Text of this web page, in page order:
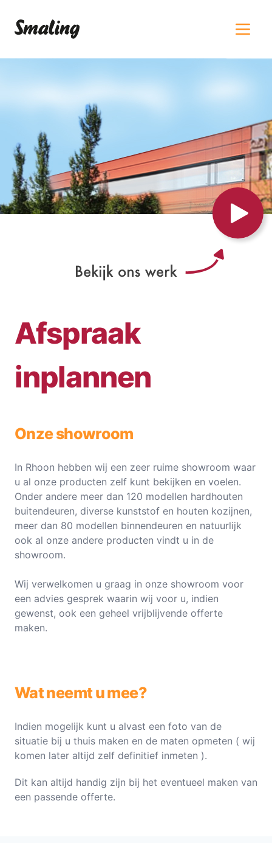
Afspraak
inplannen
Onze showroom
In Rhoon hebben wij een zeer ruime showroom waar
u al onze producten zelf kunt bekijken en voelen.
Onder andere meer dan 120 modellen hardhouten
buitendeuren, diverse kunststof en houten kozijnen,
meer dan 80 modellen binnendeuren en natuurlijk
ook al onze andere producten vindt u in de
showroom.
Wij verwelkomen u graag in onze showroom voor
een advies gesprek waarin wij voor u, indien
gewenst, ook een geheel vrijblijvende offerte
maken.
Wat neemt u mee?
Indien mogelijk kunt u alvast een foto van de
situatie bij u thuis maken en de maten opmeten ( wij
komen later altijd zelf definitief inmeten ).
Dit kan altijd handig zijn bij het eventueel maken van
een passende offerte.